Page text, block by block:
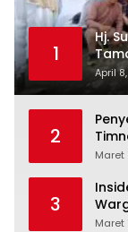
1
Hj.
April
2
Maret
3
Maret